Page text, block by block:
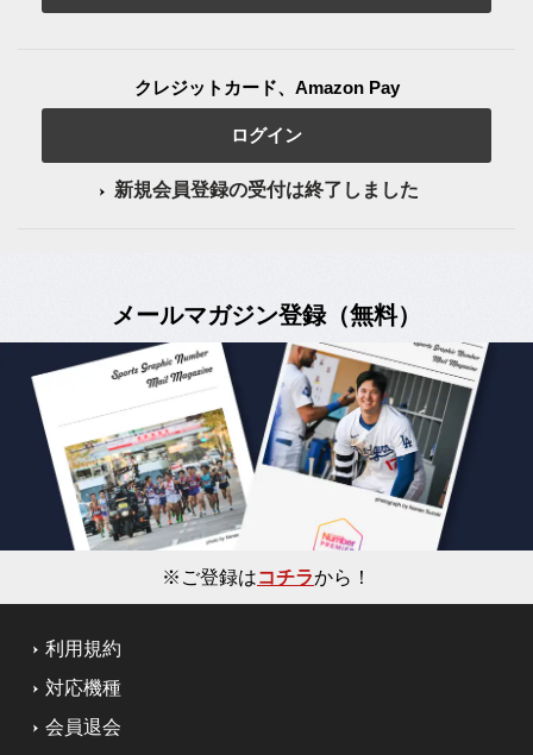
クレジットカード、Amazon Pay
ログイン
新規会員登録の受付は終了しました
メールマガジン登録（無料）
※ご登録はコチラから！
利用規約
対応機種
会員退会